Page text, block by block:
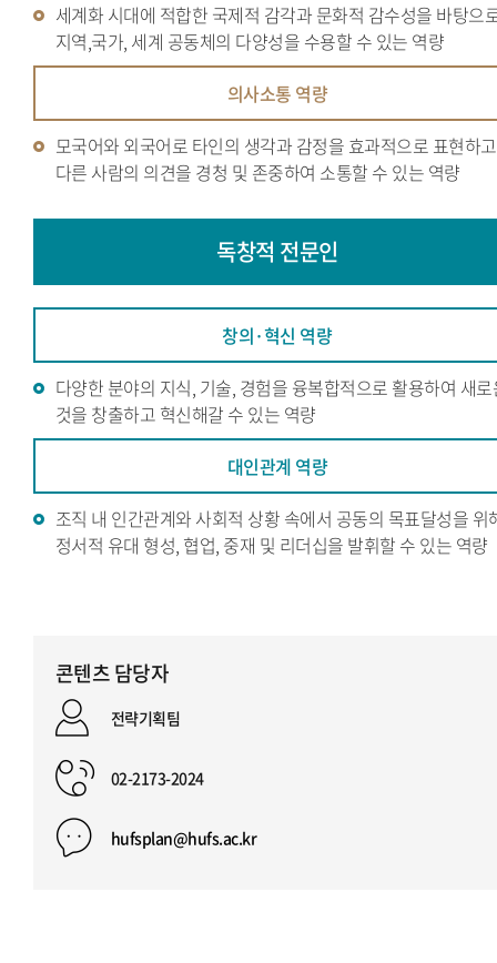
세계화 시대에 적합한 국제적 감각과 문화적 감수성을 바탕으
지역,국가, 세계 공동체의 다양성을 수용할 수 있는 역량
의사소통 역량
모국어와 외국어로 타인의 생각과 감정을 효과적으로 표현하고
다른 사람의 의견을 경청 및 존중하여 소통할 수 있는 역량
독창적 전문인
창의·혁신 역량
다양한 분야의 지식, 기술, 경험을 융복합적으로 활용하여 새
것을 창출하고 혁신해갈 수 있는 역량
대인관계 역량
조직 내 인간관계와 사회적 상황 속에서 공동의 목표달성을 위
정서적 유대 형성, 협업, 중재 및 리더십을 발휘할 수 있는 역량
콘텐츠 담당자
전략기획팀
02-2173-2024
hufsplan@hufs.ac.kr